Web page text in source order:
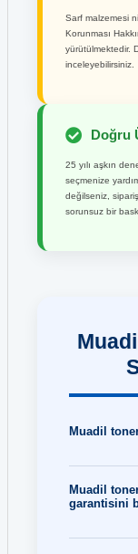
Sarf malzemesi
Korunması
yürütülmektedir.
inceleyebilirsiniz.
Doğru
25 yılı aşkın
seçmenize
değilseniz,
sorunsuz bir
Muadil
Muadil
garantisini